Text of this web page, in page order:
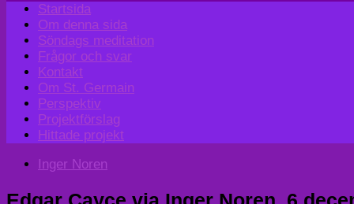
Startsida
Om denna sida
Söndags meditation
Frågor och svar
Kontakt
Om St. Germain
Perspektiv
Projektförslag
Hittade projekt
Inger Noren